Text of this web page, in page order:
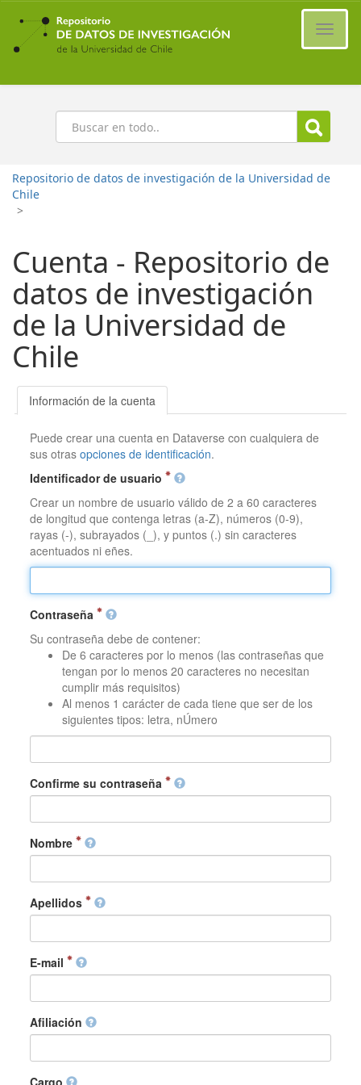
Ir
contenido
principal
Buscar
Repositorio de datos de investigación de la Universidad de
Chile
>
Cuenta - Repositorio de
datos de investigación
de la Universidad de
Chile
Información de la cuenta
Puede crear una cuenta en Dataverse con cualquiera de
sus otrasopciones de identificación.
Identificador de usuario
Crear un nombre de usuario válido de 2 a 60 caracteres
de longitud que contenga letras (a-Z), números (0-9),
rayas (-), subrayados (_), y puntos (.) sin caracteres
acentuados ni eñes.
Contraseña
Su contraseña debe de contener:
De 6 caracteres por lo menos (las contraseñas que
tengan por lo menos 20 caracteres no necesitan
cumplir más requisitos)
Al menos 1 carácter de cada tiene que ser de los
siguientes tipos: letra, nÚmero
Confirme su contraseña
Nombre
Apellidos
E-mail
Afiliación
Cargo